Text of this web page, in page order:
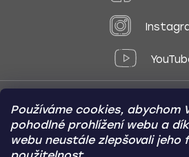
Používáme cookies, abychom
pohodlné prohlížení webu a
webu neustále zlepšovali jeho
Způsoby
Online
Převod